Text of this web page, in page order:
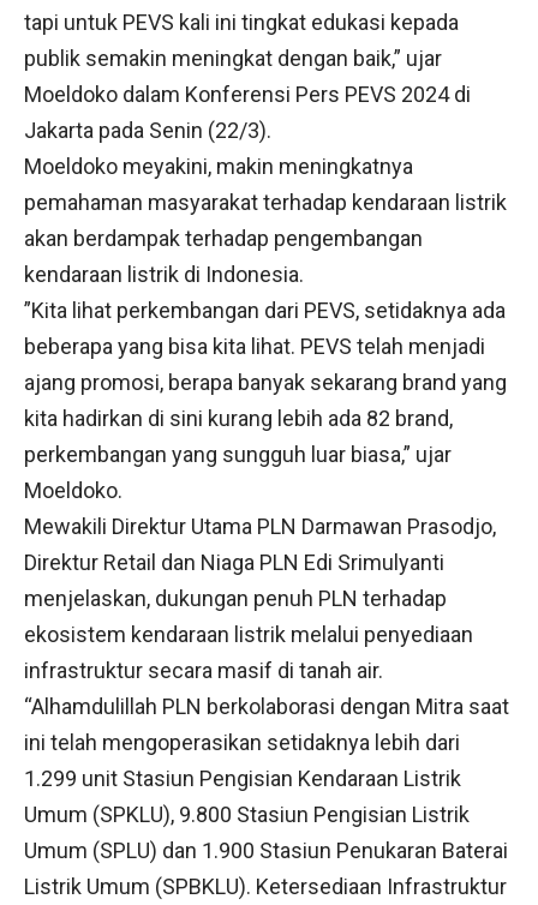
tapi untuk PEVS kali ini tingkat edukasi kepada
publik semakin meningkat dengan baik,” ujar
Moeldoko dalam Konferensi Pers PEVS 2024 di
Jakarta pada Senin (22/3).
Moeldoko meyakini, makin meningkatnya
pemahaman masyarakat terhadap kendaraan listrik
akan berdampak terhadap pengembangan
kendaraan listrik di Indonesia.
”Kita lihat perkembangan dari PEVS, setidaknya ada
beberapa yang bisa kita lihat. PEVS telah menjadi
ajang promosi, berapa banyak sekarang brand yang
kita hadirkan di sini kurang lebih ada 82 brand,
perkembangan yang sungguh luar biasa,” ujar
Moeldoko.
Mewakili Direktur Utama PLN Darmawan Prasodjo,
Direktur Retail dan Niaga PLN Edi Srimulyanti
menjelaskan, dukungan penuh PLN terhadap
ekosistem kendaraan listrik melalui penyediaan
infrastruktur secara masif di tanah air.
“Alhamdulillah PLN berkolaborasi dengan Mitra saat
ini telah mengoperasikan setidaknya lebih dari
1.299 unit Stasiun Pengisian Kendaraan Listrik
Umum (SPKLU), 9.800 Stasiun Pengisian Listrik
Umum (SPLU) dan 1.900 Stasiun Penukaran Baterai
Listrik Umum (SPBKLU). Ketersediaan Infrastruktur